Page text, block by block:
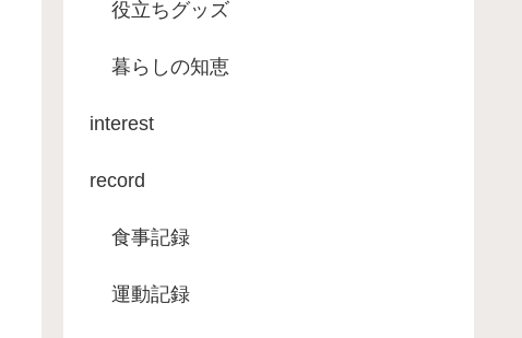
役立ちグッズ
暮らしの知恵
interest
record
食事記録
運動記録